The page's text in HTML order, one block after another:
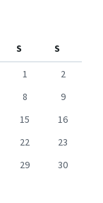
S
S
1
2
8
9
15
16
22
23
29
30